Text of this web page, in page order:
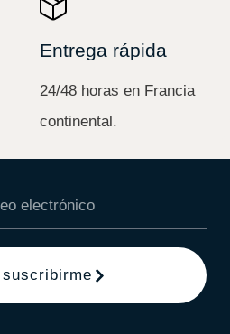
Entrega rápida
24/48 horas en Francia
continental.
suscribirme